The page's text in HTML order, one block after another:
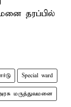
தரப்பில்
Special ward
அரசு மருத்துவமனை